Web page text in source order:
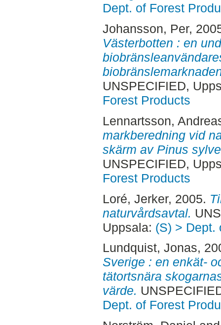
Dept. of Forest
Johansson, Per,
Västerbotten : en
UNSPECIFIED,
Forest Products
Lennartsson,
markberedning vid
skärm av Pinus
UNSPECIFIED,
Forest Products
Loré, Jerker, 2005.
naturvårdsavtal.
Uppsala: (S) > Dept.
Lundquist, Jonas,
Sverige : en enkät-
tätortsnära
värde.
Dept. of Forest